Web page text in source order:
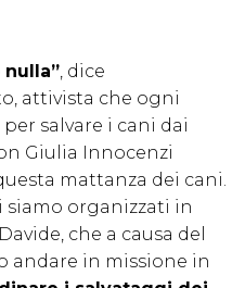
nulla”, dice
attivista che ogni
salvare i cani dai
Giulia Innocenzi
mattanza dei cani.
siamo organizzati in
che a causa del
andare in missione in